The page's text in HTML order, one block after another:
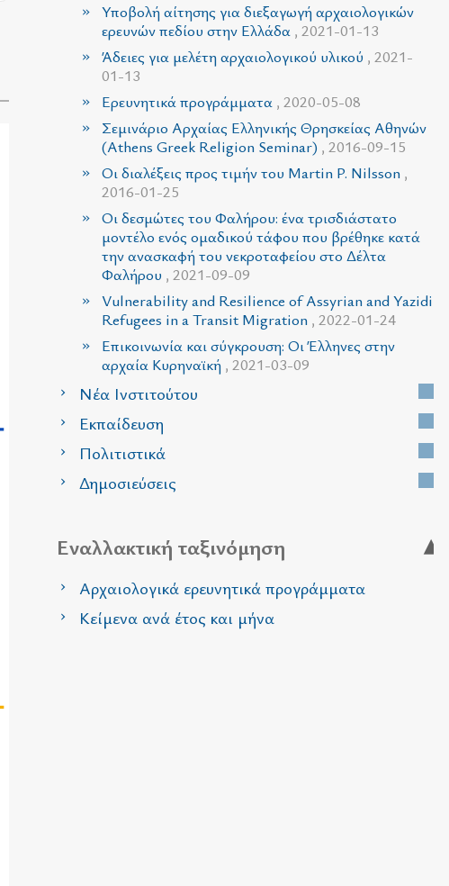
Υποβολή αίτησης για διεξαγωγή αρχαιολογικών
ερευνών πεδίου στην Ελλάδα , 2021-01-13
Άδειες για μελέτη αρχαιολογικού υλικού , 2021-
01-13
Ερευνητικά προγράμματα , 2020-05-08
Σεμινάριο Αρχαίας Ελληνικής Θρησκείας Αθηνών
(Athens Greek Religion Seminar) , 2016-09-15
Οι διαλέξεις προς τιμήν του Martin P. Nilsson ,
2016-01-25
Οι δεσμώτες του Φαλήρου: ένα τρισδιάστατο
μοντέλο ενός ομαδικού τάφου που βρέθηκε κατά
την ανασκαφή του νεκροταφείου στο Δέλτα
Φαλήρου , 2021-09-09
Vulnerability and Resilience of Assyrian and Yazidi
Refugees in a Transit Migration , 2022-01-24
Επικοινωνία και σύγκρουση: Οι Έλληνες στην
αρχαία Κυρηναϊκή , 2021-03-09
Νέα Ινστιτούτου
Εκπαίδευση
Πολιτιστικά
Δημοσιεύσεις
Εναλλακτική ταξινόμηση
Αρχαιολογικά ερευνητικά προγράμματα
Κείμενα ανά έτος και μήνα